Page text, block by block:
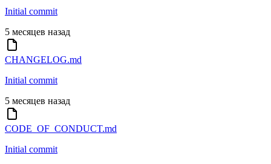
Initial commit
5 месяцев назад
CHANGELOG.md
Initial commit
5 месяцев назад
CODE_OF_CONDUCT.md
Initial commit